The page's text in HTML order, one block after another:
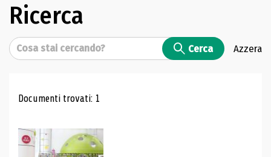
Ricerca
Cerca Cerca Azzera
Risultati di ricerca
Documenti trovati: 1